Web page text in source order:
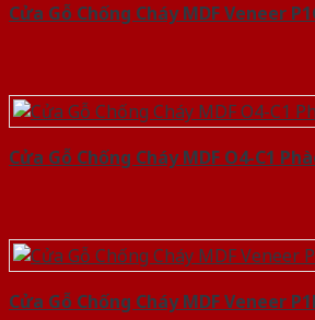
Cửa Gỗ Chống Cháy MDF Veneer
Cửa Gỗ Chống Cháy MDF O4-C1
Cửa Gỗ Chống Cháy MDF Veneer